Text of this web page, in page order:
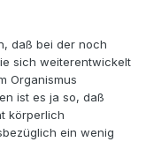
daß bei der noch
sich weiterentwickelt
Organismus
ist es ja so, daß
körperlich
ein wenig